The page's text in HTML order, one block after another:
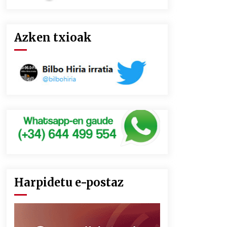
Azken txioak
Harpidetu e-postaz